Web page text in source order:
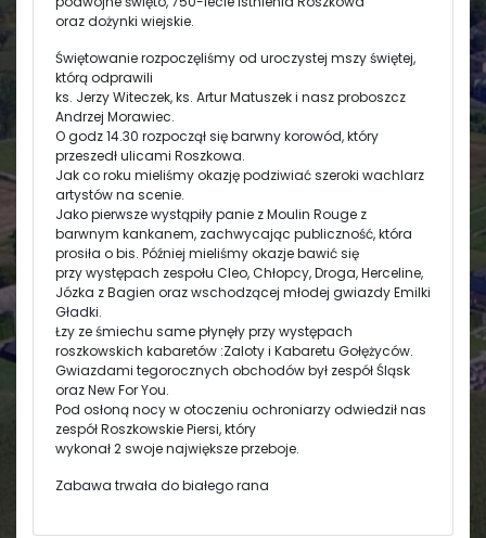
oraz dożynki wiejskie.
Świętowanie rozpoczęliśmy od uroczystej mszy świętej,
którą odprawili
ks. Jerzy Witeczek, ks. Artur Matuszek i nasz proboszcz
Andrzej Morawiec.
O godz 14.30 rozpoczął się barwny korowód, który
przeszedł ulicami Roszkowa.
Jak co roku mieliśmy okazję podziwiać szeroki wachlarz
artystów na scenie.
Jako pierwsze wystąpiły panie z Moulin Rouge z
barwnym kankanem, zachwycając publiczność, która
prosiła o bis. Później mieliśmy okazje bawić się
przy występach zespołu Cleo, Chłopcy, Droga, Herceline,
Józka z Bagien oraz wschodzącej młodej gwiazdy Emilki
Gładki.
Łzy ze śmiechu same płynęły przy występach
roszkowskich kabaretów :Zaloty i Kabaretu Gołężyców.
Gwiazdami tegorocznych obchodów był zespół Śląsk
oraz New For You.
Pod osłoną nocy w otoczeniu ochroniarzy odwiedził nas
zespół Roszkowskie Piersi, który
wykonał 2 swoje największe przeboje.
Zabawa trwała do białego rana